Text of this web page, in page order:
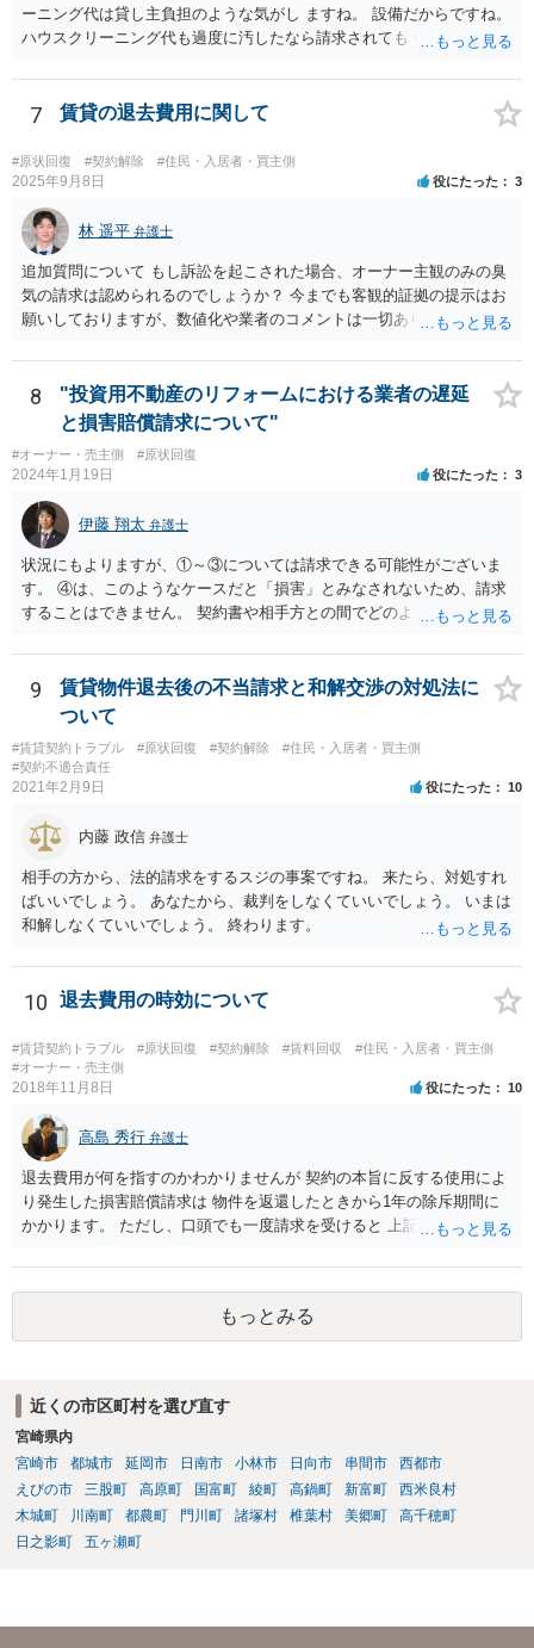
ーニング代は貸し主負担のような気がし ますね。 設備だからですね。
ハウスクリーニング代も過度に汚したなら請求されても 仕方ないでし
の借主のための清掃だと思いますね。 ほっといて争ってみたらいいで
しょう。
7 賃貸の退去費用に関して
#原状回復 #契約解除 #住民・入居者・買主側
2025年9月8日 役にたった 3
林 遥平 弁護士
追加質問について もし訴訟を起こされた場合、オーナー主観のみの臭
気の請求は認められるのでしょうか？ 今までも客観的証拠の提示はお
願いしておりますが、数値化や業者のコメントは一切ありません。こ
観のみの臭気の請求は認められず、オーナーの請求が認められるため
には、客観的な証拠が必要です。訴訟を提起されたとしても、オーナ
ーの請求が認容される可能性は小さいと思います。
8
"投資用不動産のリフォームにおける業者の遅延
と損害賠償請求について"
#オーナー・売主側 #原状回復
2024年1月19日 役にたった 3
伊藤 翔太 弁護士
状況にもよりますが、①～③については請求できる可能性がございま
す。 ④は、このようなケースだと「損害」とみなされないため、請求
することはできません。 契約書や相手方との間でどのようなやりとり
わってくるかと思いますので、一度お近くの法律事務所に相談された
ほうがよろしいかと思います。
9
賃貸物件退去後の不当請求と和解交渉の対処法に
ついて
#賃貸契約トラブル #原状回復 #契約解除
#住民・入居者・買主側
#契約不適合責任
2021年2月9日 役にたった 10
内藤 政信 弁護士
相手の方から、法的請求をするスジの事案ですね。 来たら、対処すれ
ばいいでしょう。 あなたから、裁判をしなくていいでしょう。 いまは
和解しなくていいでしょう。 終わります。
10 退去費用の時効について
#賃貸契約トラブル #原状回復 #契約解除 #賃料回収
#住民・入居者・買主側
#オーナー・売主側
2018年11月8日 役にたった 10
高島 秀行 弁護士
退去費用が何を指すのかわかりませんが 契約の本旨に反する使用によ
り発生した損害賠償請求は 物件を返還したときから1年の除斥期間に
かかります。 ただし、口頭でも一度請求を受けると 上記回答の時効の
もっとみる
近くの市区町村を選び直す
宮崎県内
宮崎市
都城市 延岡市 日南市 小林市 日向市 串間市
西都市
えびの市
三股町 高原町 国富町 綾町 高鍋町 新富町
西米良村
木城町
川南町 都農町 門川町 諸塚村 椎葉村 美郷町
高千穂町
日之影町
五ヶ瀬町